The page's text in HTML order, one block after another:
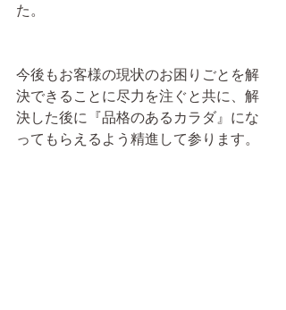
た。
今後もお客様の現状のお困りごとを解
決できることに尽力を注ぐと共に、解
決した後に『品格のあるカラダ』にな
ってもらえるよう精進して参ります。